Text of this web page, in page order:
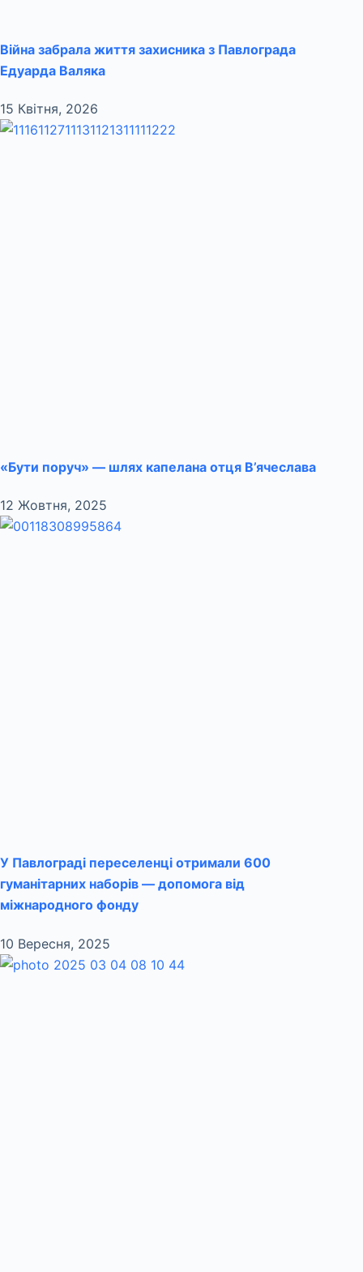
Війна забрала життя захисника з Павлограда
Едуарда Валяка
15 Квітня, 2026
«Бути поруч» — шлях капелана отця В’ячеслава
12 Жовтня, 2025
У Павлограді переселенці отримали 600
гуманітарних наборів — допомога від
міжнародного фонду
10 Вересня, 2025